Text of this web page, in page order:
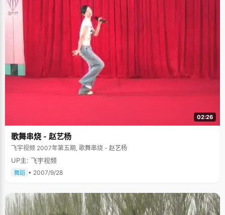
02:26
歌舞串烧 - 赵艺杨
飞宇视频 2007年第五期, 歌舞串烧 - 赵艺杨
UP主: 飞宇视频
舞蹈 • 2007/9/28